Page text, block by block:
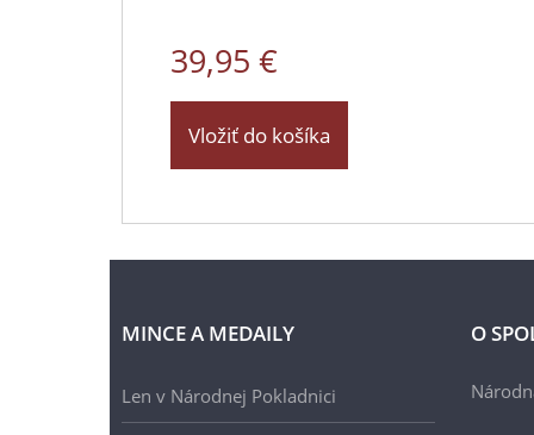
39,95 €
Vložiť do košíka
MINCE A MEDAILY
Len v Národnej Pokladnici
O